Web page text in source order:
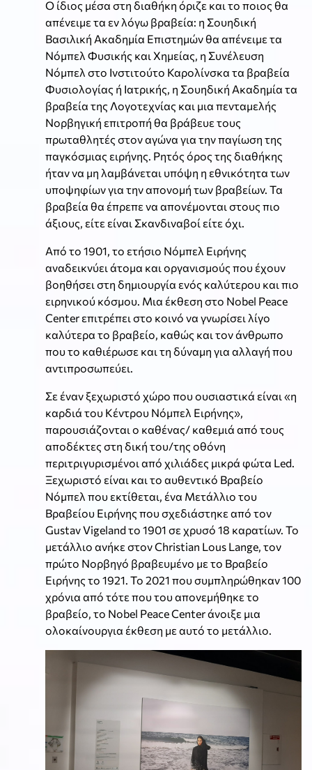
Ο ίδιος μέσα στη διαθήκη όριζε και το ποιος θα
απένειμε τα εν λόγω βραβεία: η Σουηδική
Βασιλική Ακαδημία Επιστημών θα απένειμε τα
Νόμπελ Φυσικής και Χημείας, η Συνέλευση
Νόμπελ στο Ινστιτούτο Καρολίνσκα τα βραβεία
Φυσιολογίας ή Ιατρικής, η Σουηδική Ακαδημία τα
βραβεία της Λογοτεχνίας και μια πενταμελής
Νορβηγική επιτροπή θα βράβευε τους
πρωταθλητές στον αγώνα για την παγίωση της
παγκόσμιας ειρήνης. Ρητός όρος της διαθήκης
ήταν να μη λαμβάνεται υπόψη η εθνικότητα των
υποψηφίων για την απονομή των βραβείων. Τα
βραβεία θα έπρεπε να απονέμονται στους πιο
άξιους, είτε είναι Σκανδιναβοί είτε όχι.
Από το 1901, το ετήσιο Νόμπελ Ειρήνης
αναδεικνύει άτομα και οργανισμούς που έχουν
βοηθήσει στη δημιουργία ενός καλύτερου και πιο
ειρηνικού κόσμου. Μια έκθεση στο Nobel Peace
Center επιτρέπει στο κοινό να γνωρίσει λίγο
καλύτερα το βραβείο, καθώς και τον άνθρωπο
που το καθιέρωσε και τη δύναμη για αλλαγή που
αντιπροσωπεύει.
Σε έναν ξεχωριστό χώρο που ουσιαστικά είναι «η
καρδιά του Κέντρου Νόμπελ Ειρήνης»,
παρουσιάζονται ο καθένας/ καθεμιά από τους
αποδέκτες στη δική του/της οθόνη
περιτριγυρισμένοι από χιλιάδες μικρά φώτα Led.
Ξεχωριστό είναι και το αυθεντικό Βραβείο
Νόμπελ που εκτίθεται, ένα Μετάλλιο του
Βραβείου Ειρήνης που σχεδιάστηκε από τον
Gustav Vigeland το 1901 σε χρυσό 18 καρατίων. Το
μετάλλιο ανήκε στον Christian Lous Lange, τον
πρώτο Νορβηγό βραβευμένο με το Βραβείο
Ειρήνης το 1921. Το 2021 που συμπληρώθηκαν 100
χρόνια από τότε που του απονεμήθηκε το
βραβείο, το Nobel Peace Center άνοιξε μια
ολοκαίνουργια έκθεση με αυτό το μετάλλιο.